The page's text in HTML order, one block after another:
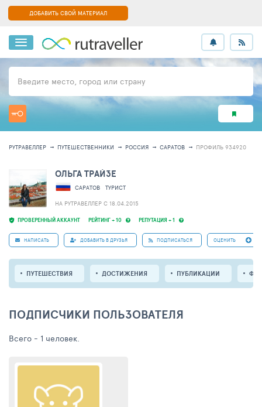
ДОБАВИТЬ СВОЙ МАТЕРИАЛ
Введите место, город или страну
РУТРАВЕЛЛЕР ПУТЕШЕСТВЕННИКИ РОССИЯ САРАТОВ ПРОФИЛЬ 934920
ПРОВЕРЕННЫЙ АККАУНТ РЕЙТИНГ + 10 РЕПУТАЦИЯ + 1
ОЛЬГА ТРАЙЗЕ
САРАТОВ
ТУРИСТ
НА РУТРАВЕЛЛЕР C 18.04.2015
НАПИСАТЬ ДОБАВИТЬ В ДРУЗЬЯ ПОДПИСАТЬСЯ ОЦЕНИТЬ
ПУТЕШЕСТВИЯ ДОСТИЖЕНИЯ ПУБЛИКАЦИИ
ПОДПИСЧИКИ ПОЛЬЗОВАТЕЛЯ
Всего - 1 человек.